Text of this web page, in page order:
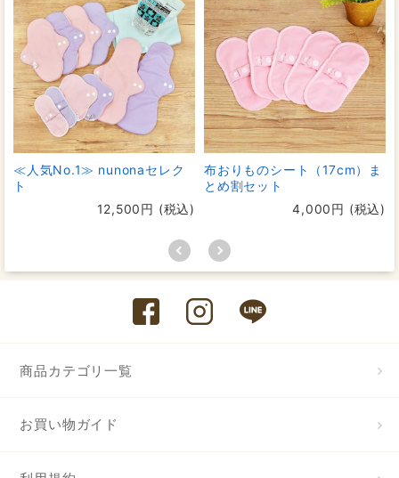
≪人気No.1≫ nunonaセレク
ト
12,500円 (税込)
布おりものシート（17cm）ま
とめ割セット
4,000円 (税込)
商品カテゴリ一覧
お買い物ガイド